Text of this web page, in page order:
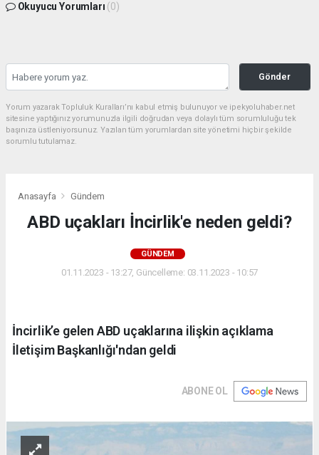
Okuyucu Yorumları (0)
Gönder
Yorum yazarak Topluluk Kuralları’nı kabul etmiş bulunuyor ve ipekyoluhaber.net
sitesine yaptığınız yorumunuzla ilgili doğrudan veya dolaylı tüm sorumluluğu tek
başınıza üstleniyorsunuz. Yazılan tüm yorumlardan site yönetimi hiçbir şekilde
sorumlu tutulamaz.
Anasayfa Gündem
ABD uçakları İncirlik'e neden geldi?
GÜNDEM
01.11.2023 - 13:27, Güncelleme: 03.11.2023 - 10:57
İncirlik’e gelen ABD uçaklarına ilişkin açıklama
İletişim Başkanlığı'ndan geldi
ABONE OL